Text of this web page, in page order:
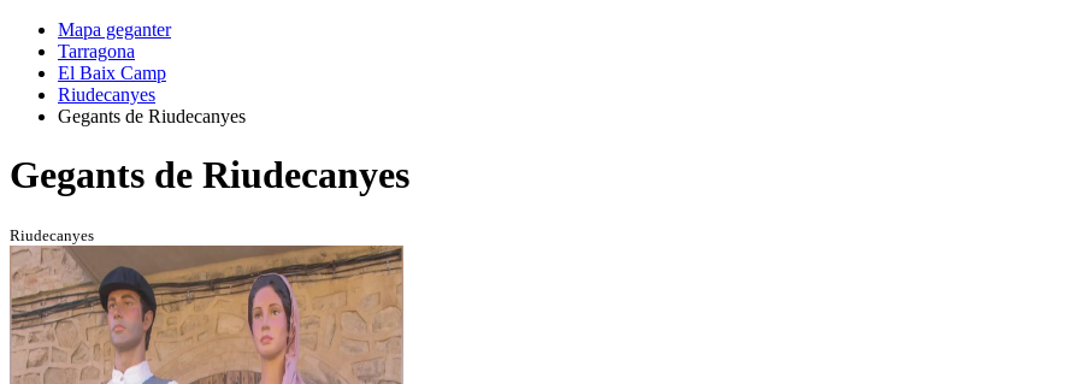
Mapa geganter
Tarragona
El Baix Camp
Riudecanyes
Gegants de Riudecanyes
Gegants de Riudecanyes
Riudecanyes